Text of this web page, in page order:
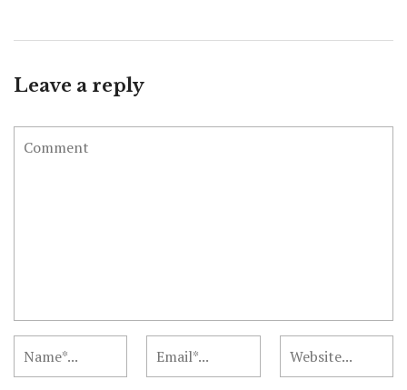
Leave a reply